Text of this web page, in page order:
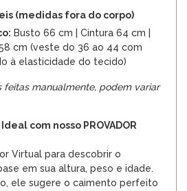
(medidas fora do corpo)
Busto 66 cm | Cintura 64 cm |
cm (veste do 36 ao 44 com
à elasticidade do tecido)
feitas manualmente, podem variar
com nosso PROVADOR
Virtual para descobrir o
em sua altura, peso e idade.
ele sugere o caimento perfeito